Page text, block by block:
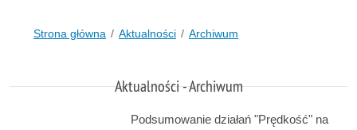
Strona główna Aktualności Archiwum
Aktualności - Archiwum
Podsumowanie działań "Prędkość" na